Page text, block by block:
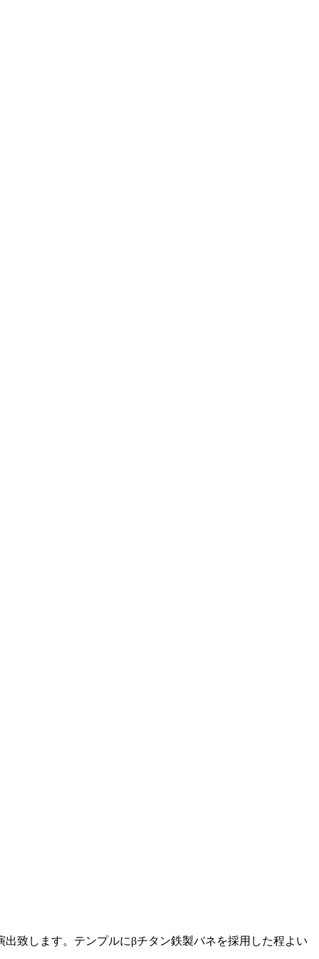
致します。テンプルにβチタン鉄製バネを採用した程よい